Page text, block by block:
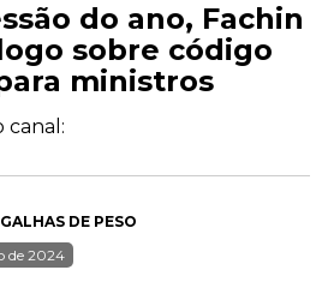
do ano, Fachin
sobre código
ministros
canal:
DE PESO
de 2024